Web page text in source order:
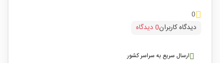
0
دیدگاه کاربران0 دیدگاه
ارسال سریع به سراسر کشور